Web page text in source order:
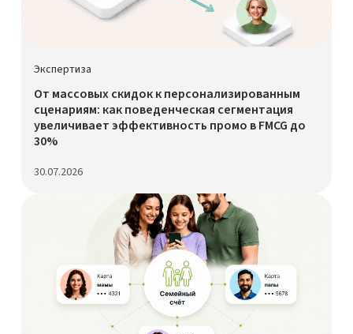
Экспертиза
От массовых скидок к персонализированным
сценариям: как поведенческая сегментация
увеличивает эффективность промо в FMCG до
30%
30.07.2026